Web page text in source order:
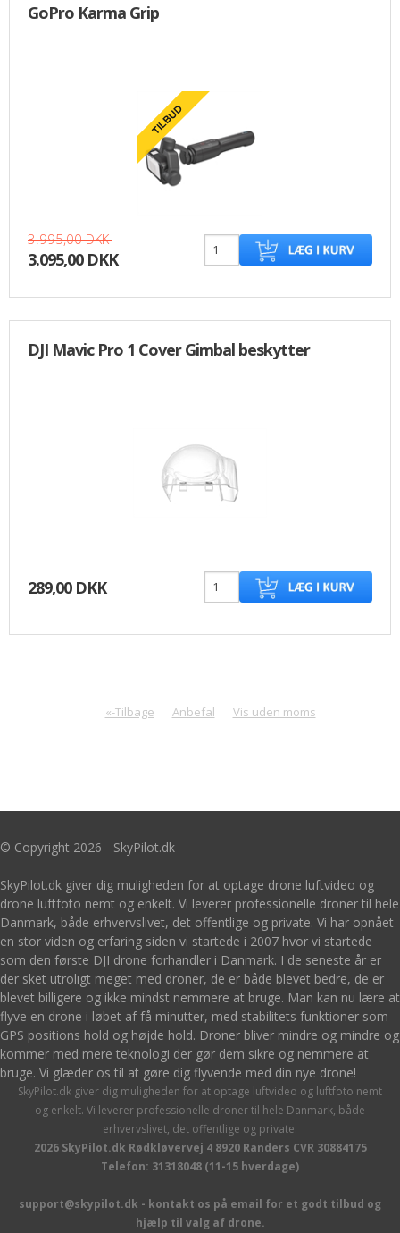
GoPro Karma Grip
3.995,00 DKK
3.095,00 DKK
DJI Mavic Pro 1 Cover Gimbal beskytter
289,00 DKK
«-Tilbage Anbefal Vis uden moms
© Copyright 2026 - SkyPilot.dk
SkyPilot.dk giver dig muligheden for at optage drone luftvideo og
drone luftfoto nemt og enkelt. Vi leverer professionelle droner til hele
Danmark, både erhvervslivet, det offentlige og private. Vi har opnået
en stor viden og erfaring siden vi startede i 2007 hvor vi startede
som den første DJI drone forhandler i Danmark. I de seneste år er
der sket utroligt meget med droner, de er både blevet bedre, de er
blevet billigere og ikke mindst nemmere at bruge. Man kan nu lære at
flyve en drone i løbet af få minutter, med stabilitets funktioner som
GPS positions hold og højde hold. Droner bliver mindre og mindre og
kommer med mere teknologi der gør dem sikre og nemmere at
bruge. Vi glæder os til at gøre dig flyvende med din nye drone!
SkyPilot.dk giver dig muligheden for at optage luftvideo og luftfoto nemt
og enkelt. Vi leverer professionelle droner til hele Danmark, både
erhvervslivet, det offentlige og private.
2026 SkyPilot.dk Rødkløvervej 4 8920 Randers CVR 30884175
Telefon: 31318048 (11-15 hverdage)
support@skypilot.dk - kontakt os på email for et godt tilbud og
hjælp til valg af drone.